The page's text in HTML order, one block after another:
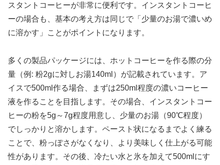
スタントコーヒーが非常に便利です。インスタントコーヒ
ーの場合も、基本の考え方は同じで「少量のお湯で濃いめ
に溶かす」ことがポイントになります。
多くの製品パッケージには、ホットコーヒーを作る際の分
量（例: 粉2gに対しお湯140ml）が記載されています。ア
イスで500ml作る場合、まずは250ml程度の濃いコーヒー
液を作ることを目指します。その場合、インスタントコー
ヒーの粉を5g～7g程度用意し、少量のお湯（90℃程度）
でしっかりと溶かします。ペースト状になるまでよく練る
ことで、粉っぽさがなくなり、より美味しく仕上がる可能
性があります。その後、冷たい水と氷を加えて500mlにす